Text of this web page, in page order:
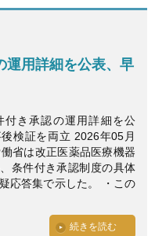
運用詳細を公表、早
付き承認の運用詳細を公
検証を両立 2026年05月
省は改正医薬品医療機器
条件付き承認制度の具体
応答集で示した。 ・この
続きを読む